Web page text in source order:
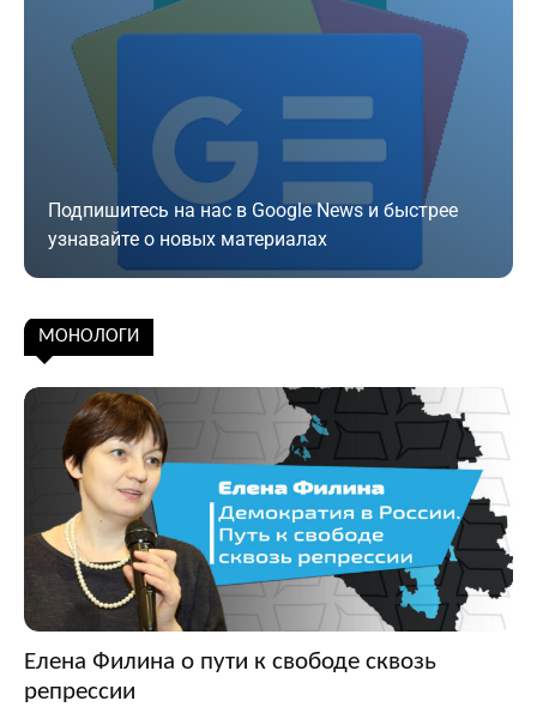
Подпишитесь на нас в Google News и быстрее
узнавайте о новых материалах
Подписаться
МОНОЛОГИ
Елена Филина о пути к свободе сквозь
репрессии